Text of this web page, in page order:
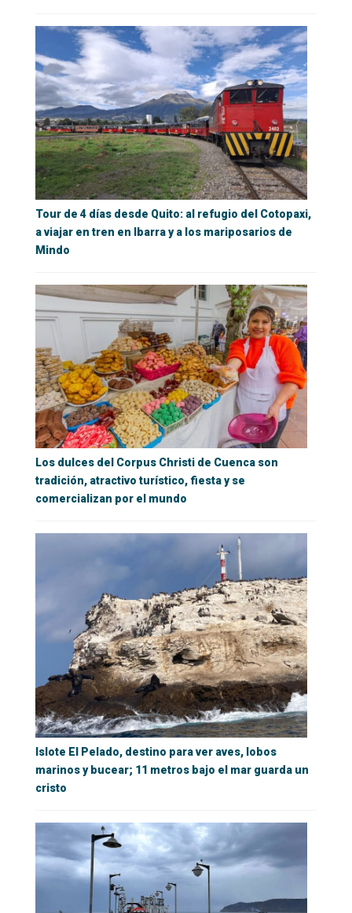
Tour de 4 días desde Quito: al refugio del Cotopaxi,
a viajar en tren en Ibarra y a los mariposarios de
Mindo
Los dulces del Corpus Christi de Cuenca son
tradición, atractivo turístico, fiesta y se
comercializan por el mundo
Islote El Pelado, destino para ver aves, lobos
marinos y bucear; 11 metros bajo el mar guarda un
cristo